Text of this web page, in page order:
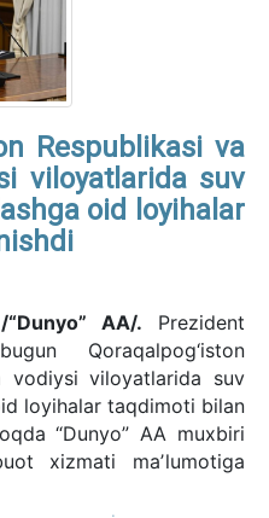
Respublikasi va
viloyatlarida suv
oid loyihalar
AA/. Prezident
Qoraqalpog‘iston
vodiysi viloyatlarida suv
loyihalar taqdimoti bilan
“Dunyo” AA muxbiri
xizmati maʼlumotiga